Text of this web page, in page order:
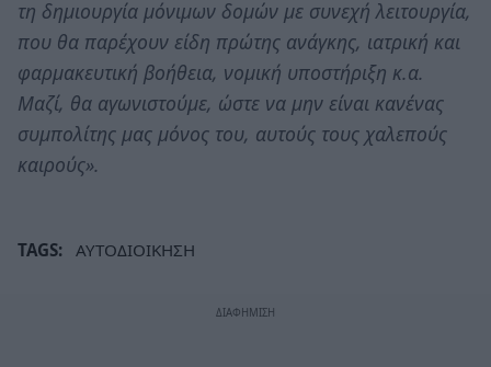
τη δημιουργία μόνιμων δομών με συνεχή λειτουργία,
που θα παρέχουν είδη πρώτης ανάγκης, ιατρική και
φαρμακευτική βοήθεια, νομική υποστήριξη κ.α.
Μαζί, θα αγωνιστούμε, ώστε να μην είναι κανένας
συμπολίτης μας μόνος του, αυτούς τους χαλεπούς
καιρούς».
TAGS: ΑΥΤΟΔΙΟΙΚΗΣΗ